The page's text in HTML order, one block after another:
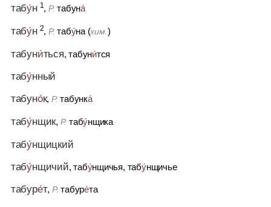
табу́н 1 , Р. табуна́
табу́н 2, Р. табу́на (хим. )
табуни́ться, табуни́тся
табу́нный
табуно́к, Р. табунка́
табу́нщик, Р. табу́нщика
табу́нщицкий
табу́нщичий, табу́нщичья, табу́нщичье
табуре́т, Р. табуре́та